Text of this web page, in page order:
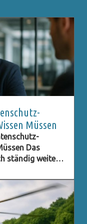
Müssen
Das
ständig weiter,
wichtiger wird.
betrifft die ICO
im
Verpflichtungen